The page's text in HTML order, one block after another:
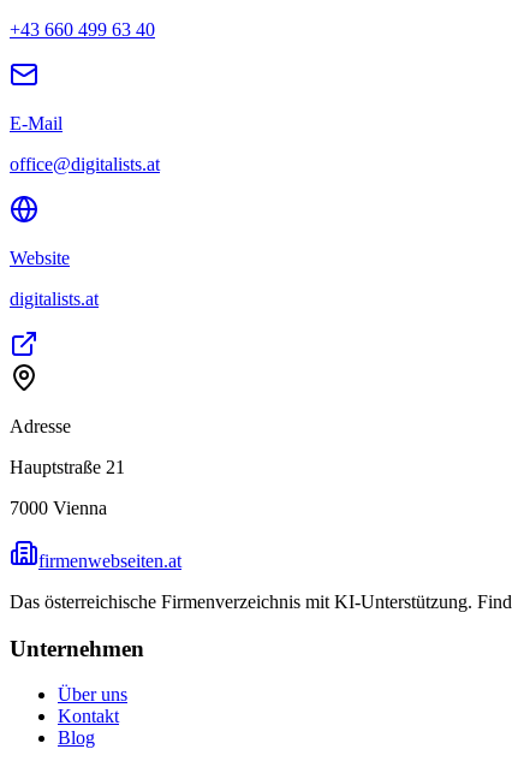
+43 660 499 63 40
E-Mail
office@digitalists.at
Website
digitalists.at
Adresse
Hauptstraße 21
7000 Vienna
firmenwebseiten.at
Das österreichische Firmenverzeichnis mit KI-Unterstützung.
Unternehmen
Über uns
Kontakt
Blog